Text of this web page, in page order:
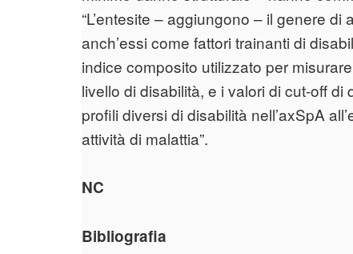
“L’entesite – aggiungono – il genere
anch’essi come fattori trainanti di
indice composito utilizzato per
livello di disabilità, e i valori di cut-off
profili diversi di disabilità nell’axSpA
attività di malattia”.
NC
Bibliografia